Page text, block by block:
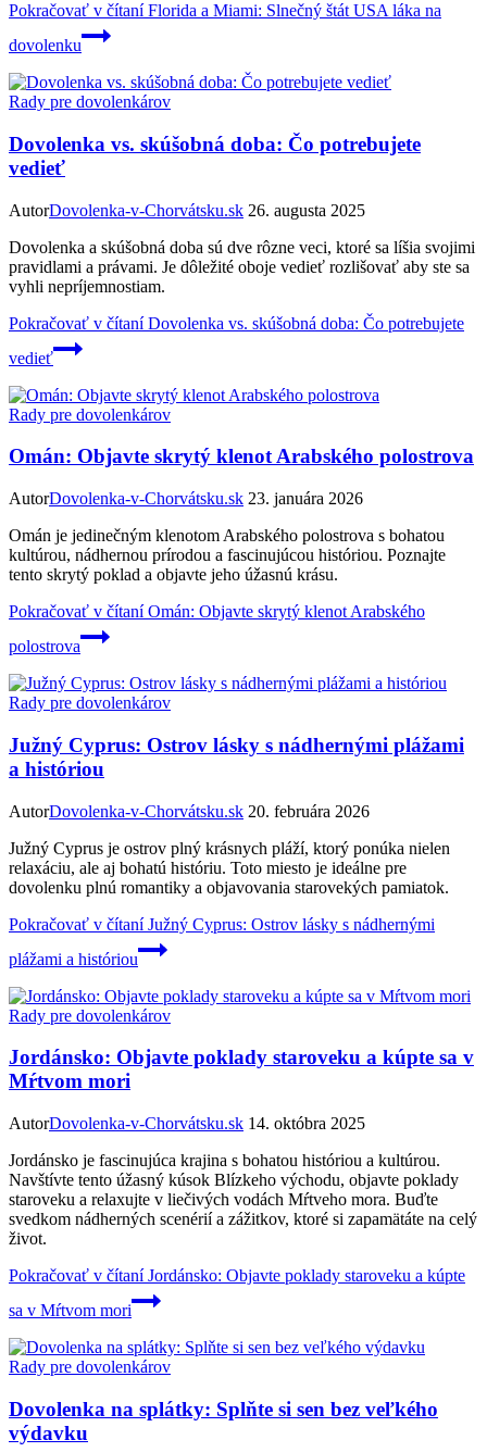
Pokračovať v čítaníFlorida a Miami: Slnečný štát USA láka na
dovolenku
Rady pre dovolenkárov
Dovolenka vs. skúšobná doba: Čo potrebujete
vedieť
AutorDovolenka-v-Chorvátsku.sk 26. augusta 2025
Dovolenka a skúšobná doba sú dve rôzne veci, ktoré sa líšia svojimi
pravidlami a právami. Je dôležité oboje vedieť rozlišovať aby ste sa
vyhli nepríjemnostiam.
Pokračovať v čítaníDovolenka vs. skúšobná doba: Čo potrebujete
vedieť
Rady pre dovolenkárov
Omán: Objavte skrytý klenot Arabského polostrova
AutorDovolenka-v-Chorvátsku.sk 23. januára 2026
Omán je jedinečným klenotom Arabského polostrova s bohatou
kultúrou, nádhernou prírodou a fascinujúcou históriou. Poznajte
tento skrytý poklad a objavte jeho úžasnú krásu.
Pokračovať v čítaníOmán: Objavte skrytý klenot Arabského
polostrova
Rady pre dovolenkárov
Južný Cyprus: Ostrov lásky s nádhernými plážami
a históriou
AutorDovolenka-v-Chorvátsku.sk 20. februára 2026
Južný Cyprus je ostrov plný krásnych pláží, ktorý ponúka nielen
relaxáciu, ale aj bohatú históriu. Toto miesto je ideálne pre
dovolenku plnú romantiky a objavovania starovekých pamiatok.
Pokračovať v čítaníJužný Cyprus: Ostrov lásky s nádhernými
plážami a históriou
Rady pre dovolenkárov
Jordánsko: Objavte poklady staroveku a kúpte sa v
Mŕtvom mori
AutorDovolenka-v-Chorvátsku.sk 14. októbra 2025
Jordánsko je fascinujúca krajina s bohatou históriou a kultúrou.
Navštívte tento úžasný kúsok Blízkeho východu, objavte poklady
staroveku a relaxujte v liečivých vodách Mŕtveho mora. Buďte
svedkom nádherných scenérií a zážitkov, ktoré si zapamätáte na celý
život.
Pokračovať v čítaníJordánsko: Objavte poklady staroveku a kúpte
sa v Mŕtvom mori
Rady pre dovolenkárov
Dovolenka na splátky: Splňte si sen bez veľkého
výdavku